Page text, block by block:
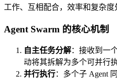
工作、互相配合，效率和复杂度
Agent Swarm 的核心机制
自主任务分解：接收到一
动将其拆解为多个可并行
并行执行：多个子 Agent